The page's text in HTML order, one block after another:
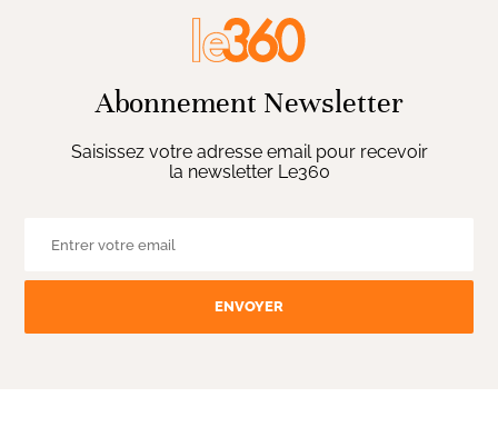
Abonnement Newsletter
Saisissez votre adresse email pour recevoir
la newsletter Le360
ENVOYER